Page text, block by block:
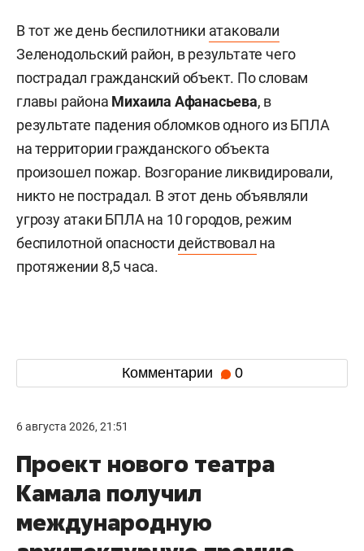
В тот же день беспилотники атаковали
Зеленодольский район, в результате чего
пострадал гражданский объект. По словам
главы района Михаила Афанасьева, в
результате падения обломков одного из БПЛА
на территории гражданского объекта
произошел пожар. Возгорание ликвидировали,
никто не пострадал. В этот день объявляли
угрозу атаки БПЛА на 10 городов, режим
беспилотной опасности действовал на
протяжении 8,5 часа.
Комментарии 0
6 августа 2026, 21:51
Проект нового театра
Камала получил
международную